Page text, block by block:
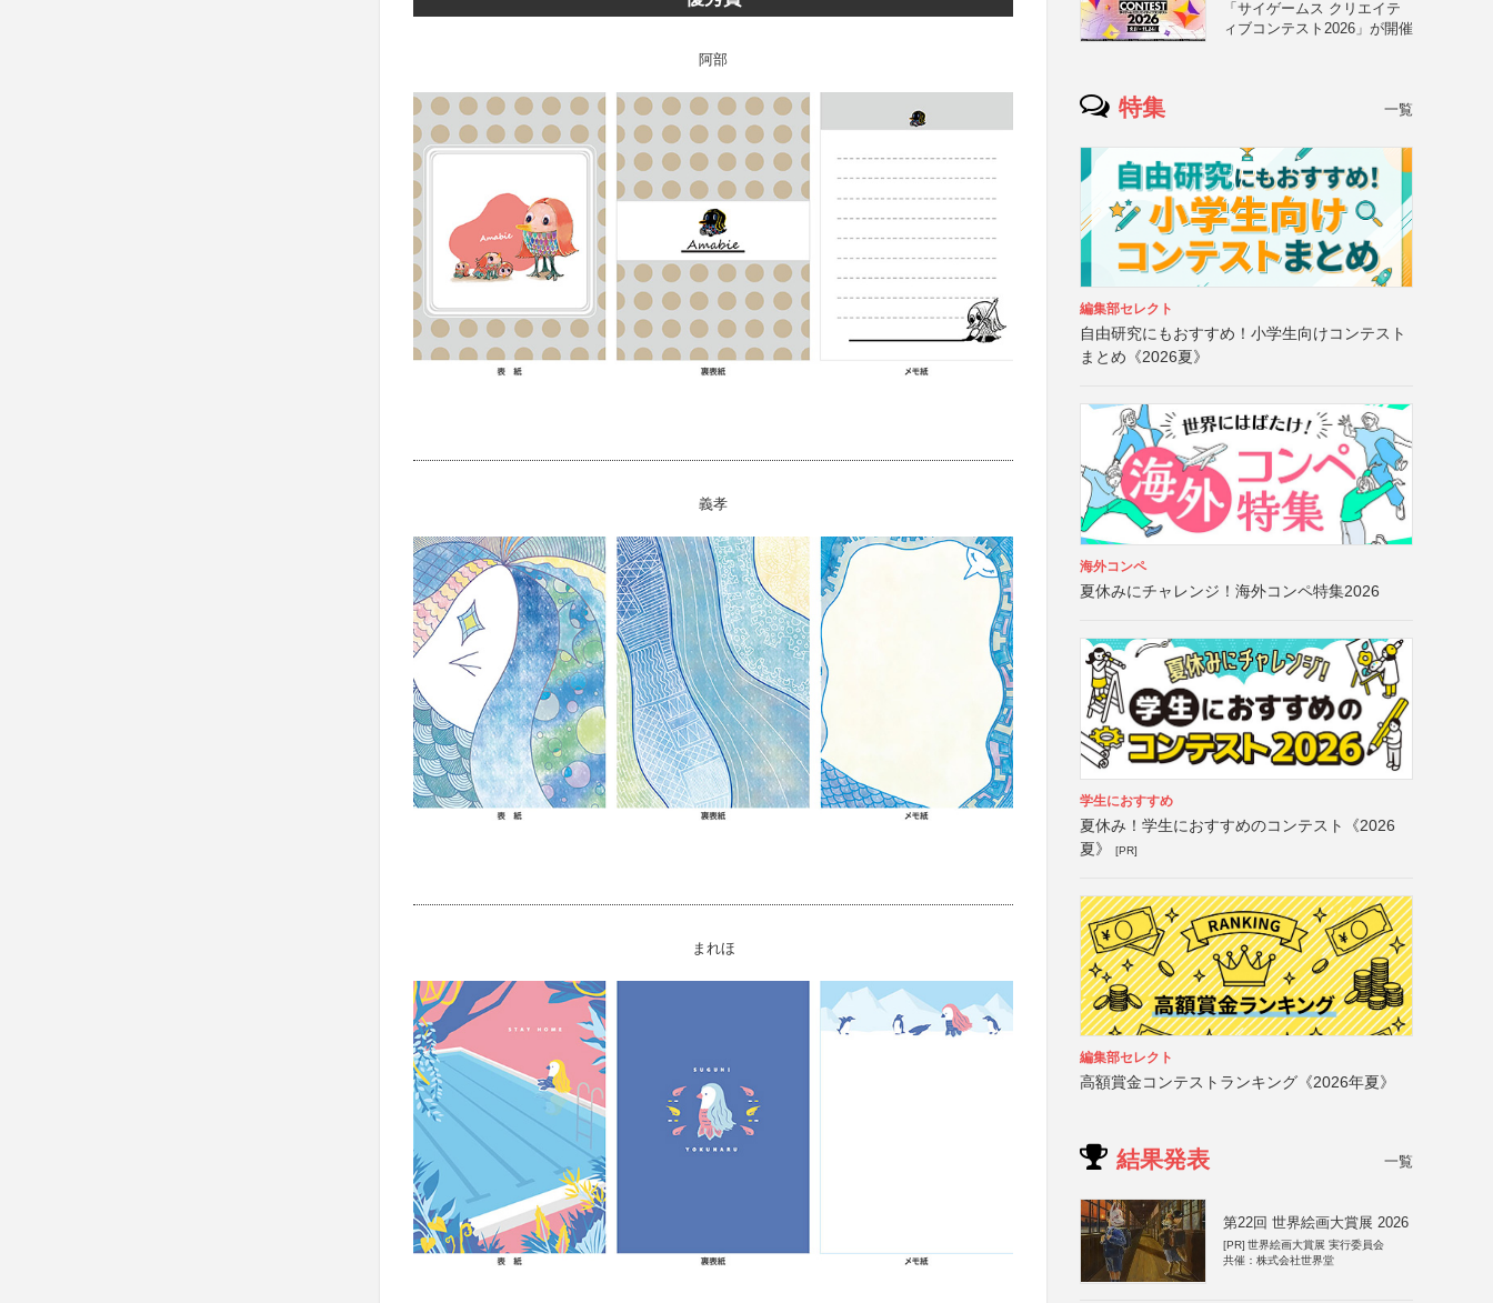
阿部
義孝
まれほ
「サイゲームス クリエイテ
ィブコンテスト2026」が開催
特集 一覧
編集部セレクト
自由研究にもおすすめ！小学生向けコンテスト
まとめ《2026夏》
海外コンペ
夏休みにチャレンジ！海外コンペ特集2026
学生におすすめ
夏休み！学生におすすめのコンテスト《2026
夏》
[PR]
編集部セレクト
高額賞金コンテストランキング《2026年夏》
結果発表 一覧
第22回 世界絵画大賞展 2026
[PR] 世界絵画大賞展 実行委員会
共催：株式会社世界堂